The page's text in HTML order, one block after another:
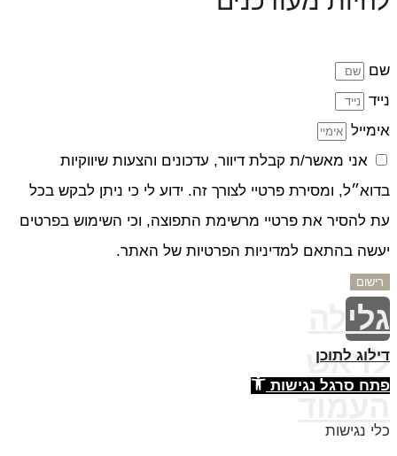
שם
נייד
אימייל
אני מאשר/ת קבלת דיוור, עדכונים והצעות שיווקיות
בדוא״ל, ומסירת פרטיי לצורך זה. ידוע לי כי ניתן לבקש בכל
עת להסיר את פרטיי מרשימת התפוצה, וכי השימוש בפרטים
יעשה בהתאם למדיניות הפרטיות של האתר.
רישום
גלילה
לראש
דילוג לתוכן
פתח סרגל נגישות
כלי נגישות